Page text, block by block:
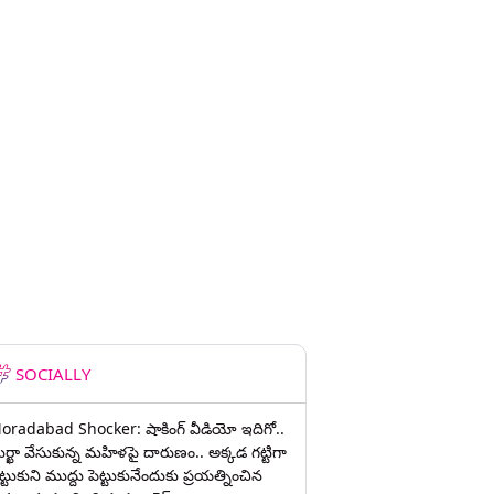
SOCIALLY
Shocker: షాకింగ్ వీడియో ఇదిగో..
వేసుకున్న మహిళపై దారుణం.. అక్కడ గట్టిగా
ముద్దు పెట్టుకునేందుకు ప్రయత్నించిన